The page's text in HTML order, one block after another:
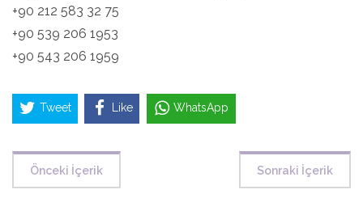
+90 212 583 32 75
+90 539 206 1953
+90 543 206 1959
Tweet Like WhatsApp
Önceki İçerik Sonraki İçerik